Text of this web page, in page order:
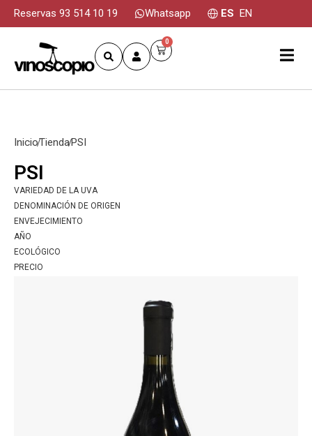
Reservas 93 514 10 19 Whatsapp ES EN
0
InicioTiendaPSI
PSI
VARIEDAD DE LA UVA
DENOMINACIÓN DE ORIGEN
ENVEJECIMIENTO
AÑO
ECOLÓGICO
PRECIO